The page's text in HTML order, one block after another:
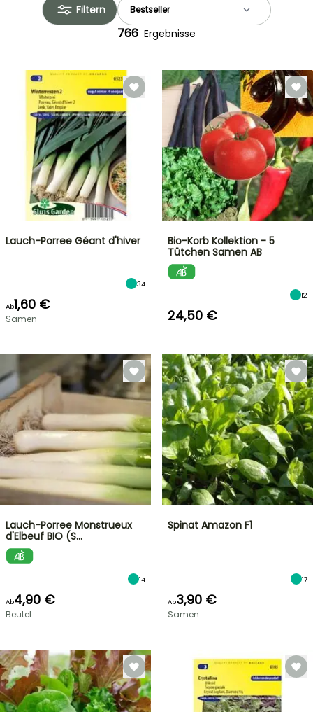
Filtern
766 Ergebnisse
Lauch-Porree Géant d'hiver
34
Ab1,60 €
Samen
Bio-Korb Kollektion - 5
Tütchen Samen AB
12
24,50 €
Lauch-Porree Monstrueux
d'Elbeuf BIO (S…
14
Ab4,90 €
Beutel
Spinat Amazon F1
17
Ab3,90 €
Samen